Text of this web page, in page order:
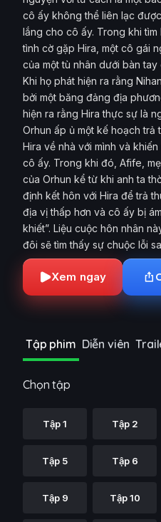
cô ấy không thể liên lạc
lắng cho cô ấy. Trong khi tìm
tình cờ gặp Hira, một cô gái
của một tù nhân dưới bàn
Khi họ phát hiện ra rằng
bởi một băng đảng địa
hiện ra rằng Hira thực sự là
Orhun ấp ủ một kế hoạch trả
Hira về nhà với mình và
cô ấy. Trong khi đó, Afife,
của Orhun kể từ khi anh ta
định kết hôn với Hira để trả
địa vị thấp hơn và cô ấy bị
khiết”. Liệu cuộc hôn nhân
đôi sẽ tìm thấy sự chuộc lỗi
Xem ngay
Tập phim Diễn viên
Chọn tập
Tập 1 Tập 2
Tập 5 Tập 6
Tập 9 Tập 10